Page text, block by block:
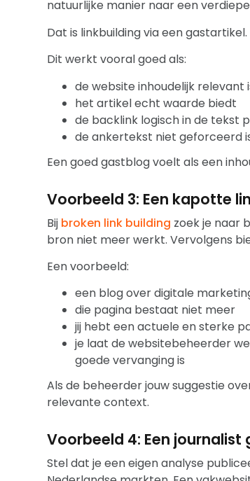
natuurlijke manier naar een
Dat is linkbuilding via een gastartikel.
Dit werkt vooral goed als:
de website inhoudelijk relevant
het artikel echt waarde biedt
de backlink logisch in de tekst
de ankertekst niet geforceerd
Een goed gastblog voelt als een
Voorbeeld 3: Een kapotte
Bij broken link building zoek je naar
bron niet meer werkt. Vervolgens
Een voorbeeld:
een blog over digitale
die pagina bestaat niet meer
jij hebt een actuele en sterke
je laat de websitebeheerder
goede vervanging is
Als de beheerder jouw suggestie
relevante context.
Voorbeeld 4: Een
Stel dat je een eigen analyse